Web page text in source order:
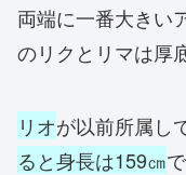
両端に一番大きい
のリクとリマは厚
リオが以前所属し
ると身長は159㎝